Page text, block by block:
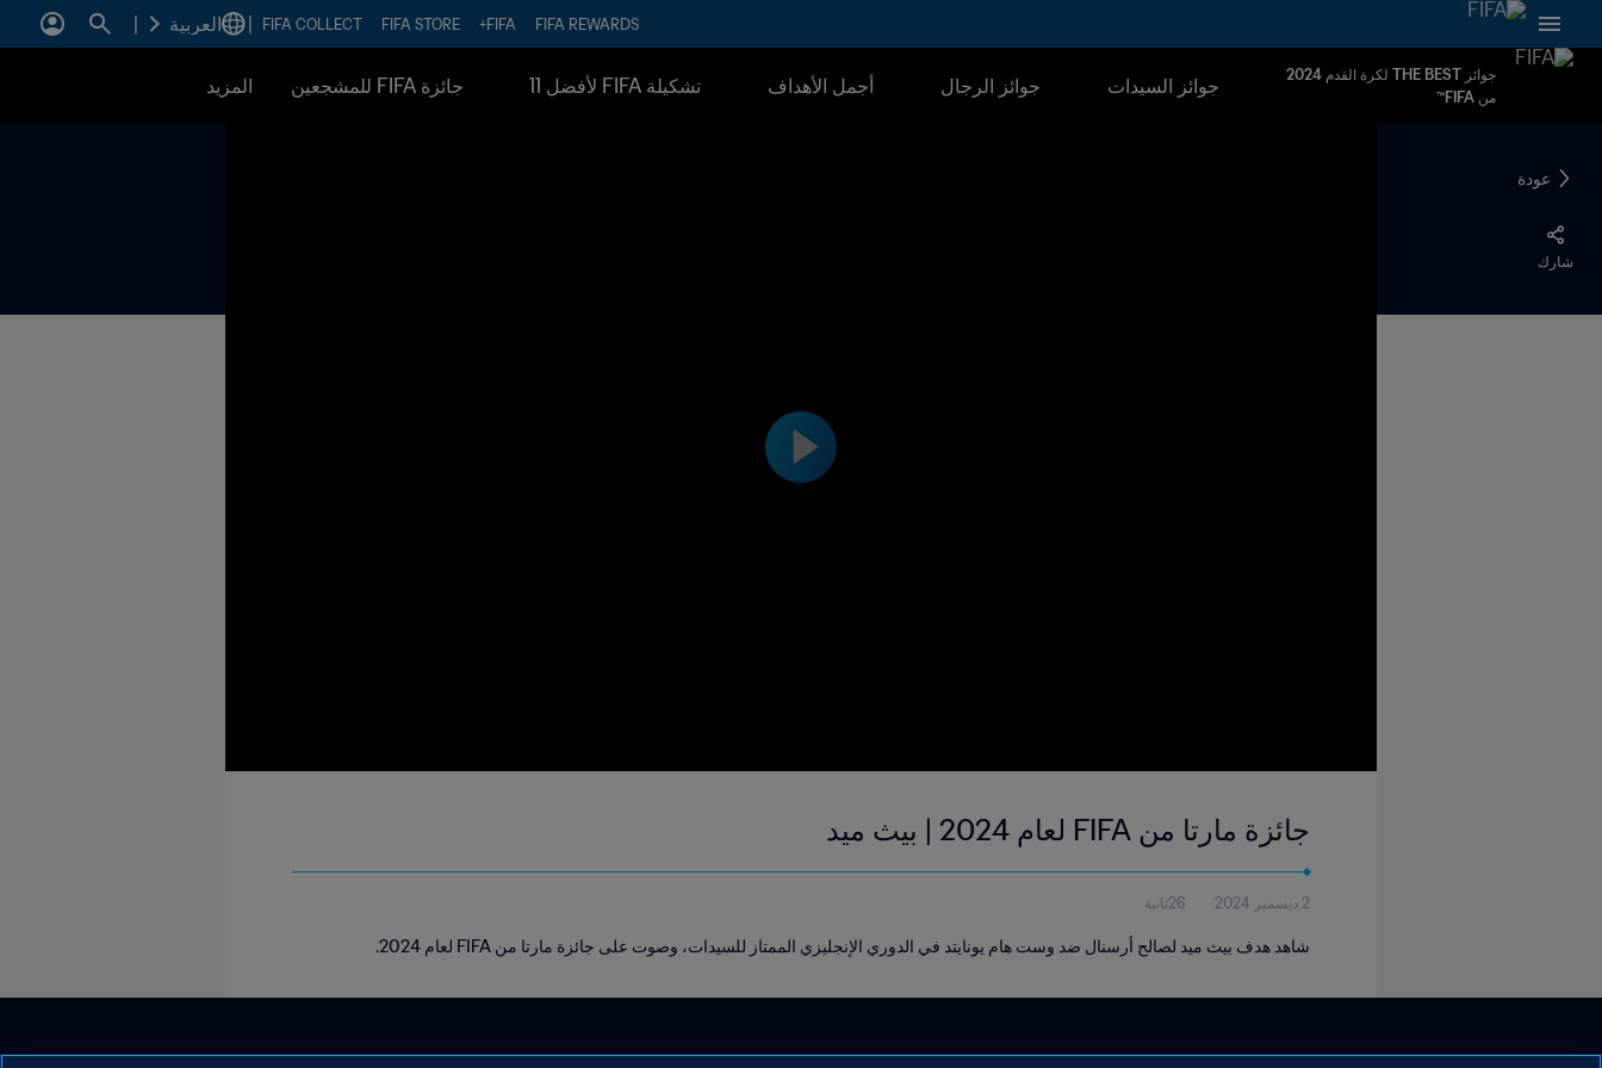
FIFA REWARDS
FIFA+
FIFA STORE
FIFA COLLECT العربية
جوائز THE BEST لكرة القدم 2024
من FIFA™
جوائز السيدات جوائز الرجال أجمل الأهداف تشكيلة FIFA لأفضل 11 جائزة FIFA للمشجعين المزيد
عودة
شارك
جائزة مارتا من FIFA لعام 2024 | بيث ميد
2 ديسمبر 2024 26ثانية
شاهد هدف بيث ميد لصالح أرسنال ضد وست هام يونايتد في الدوري الإنجليزي الممتاز للسيدات، وصوت على جائزة مارتا من FIFA لعام 2024.